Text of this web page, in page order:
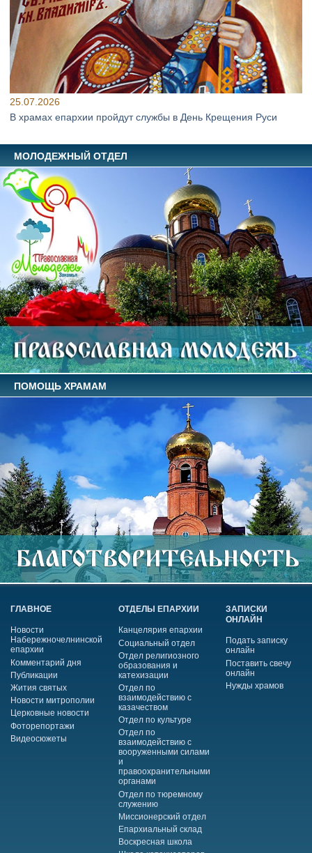
25.07.2026
В храмах епархии пройдут службы в День Крещения Руси
МОЛОДЕЖНЫЙ ОТДЕЛ
ПОМОЩЬ ХРАМАМ
ГЛАВНОЕ
Новости
Набережночелнинской
епархии
Комментарий дня
Публикации
Жития святых
Новости митрополии
Церковные новости
Фоторепортажи
Видеосюжеты
ОТДЕЛЫ ЕПАРХИИ
Канцелярия епархии
Социальный отдел
Отдел религиозного
образования и
катехизации
Отдел по
взаимодействию с
казачеством
Отдел по культуре
Отдел по
взаимодействию с
вооруженными силами
и
правоохранительными
органами
Отдел по тюремному
служению
Миссионерский отдел
Епархиальный склад
Воскресная школа
ЗАПИСКИ
ОНЛАЙН
Подать записку
онлайн
Поставить свечу
онлайн
Нужды храмов